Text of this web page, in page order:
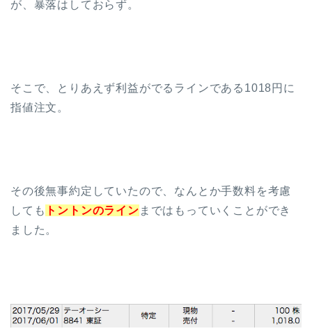
が、暴落はしておらず。
そこで、とりあえず利益がでるラインである1018円に
指値注文。
その後無事約定していたので、なんとか手数料を考慮
しても トントンのライン まではもっていくことができ
ました。